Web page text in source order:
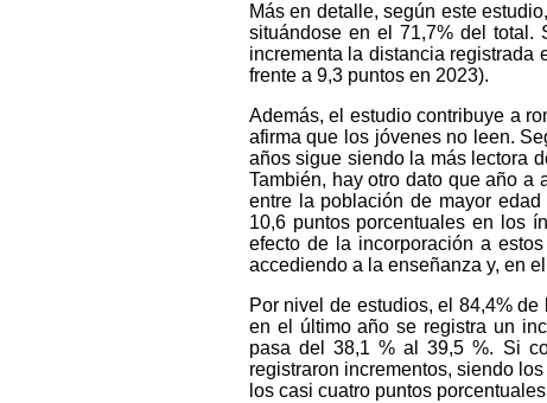
Más en detalle, según este
situándose en el 71,7% del total.
incrementa la distancia registrada
frente a 9,3 puntos en 2023).
Además, el estudio contribuye a
afirma que los jóvenes no leen.
años sigue siendo la más lectora
También, hay otro dato que año a
entre la población de mayor
10,6 puntos porcentuales en los
efecto de la incorporación a
accediendo a la enseñanza y, en
Por nivel de estudios, el 84,4%
en el último año se registra un
pasa del 38,1 % al 39,5 %. Si
registraron incrementos, siendo
los casi cuatro puntos